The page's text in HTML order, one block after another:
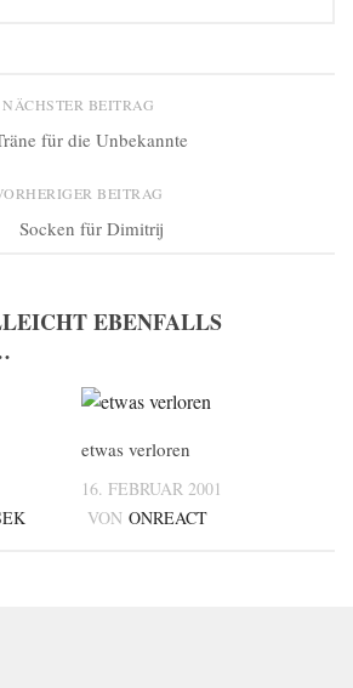
NÄCHSTER BEITRAG
für die Unbekannte
BEITRAG
Socken für Dimitrij
EBENFALLS
etwas verloren
16. FEBRUAR 2001
VON ONREACT